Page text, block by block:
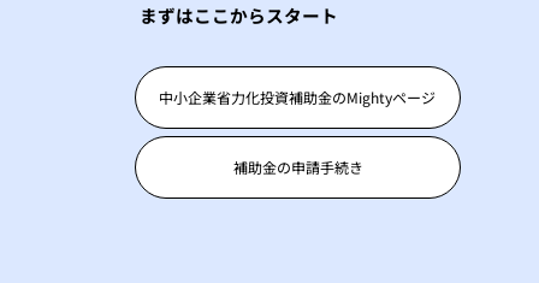
まずはここからスタート
中小企業省力化投資補助金のMightyページ
補助金の申請手続き